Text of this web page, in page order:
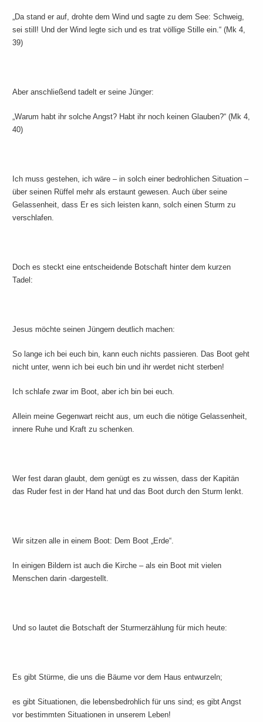
„Da stand er auf, drohte dem Wind und sagte zu dem See: Schweig,
sei still! Und der Wind legte sich und es trat völlige Stille ein.“ (Mk 4,
39)
Aber anschließend tadelt er seine Jünger:
„Warum habt ihr solche Angst? Habt ihr noch keinen Glauben?“ (Mk 4,
40)
Ich muss gestehen, ich wäre – in solch einer bedrohlichen Situation –
über seinen Rüffel mehr als erstaunt gewesen. Auch über seine
Gelassenheit, dass Er es sich leisten kann, solch einen Sturm zu
verschlafen.
Doch es steckt eine entscheidende Botschaft hinter dem kurzen
Tadel:
Jesus möchte seinen Jüngern deutlich machen:
So lange ich bei euch bin, kann euch nichts passieren. Das Boot geht
nicht unter, wenn ich bei euch bin und ihr werdet nicht sterben!
Ich schlafe zwar im Boot, aber ich bin bei euch.
Allein meine Gegenwart reicht aus, um euch die nötige Gelassenheit,
innere Ruhe und Kraft zu schenken.
Wer fest daran glaubt, dem genügt es zu wissen, dass der Kapitän
das Ruder fest in der Hand hat und das Boot durch den Sturm lenkt.
Wir sitzen alle in einem Boot: Dem Boot „Erde“.
In einigen Bildern ist auch die Kirche – als ein Boot mit vielen
Menschen darin -dargestellt.
Und so lautet die Botschaft der Sturmerzählung für mich heute:
Es gibt Stürme, die uns die Bäume vor dem Haus entwurzeln;
es gibt Situationen, die lebensbedrohlich für uns sind; es gibt Angst
vor bestimmten Situationen in unserem Leben!